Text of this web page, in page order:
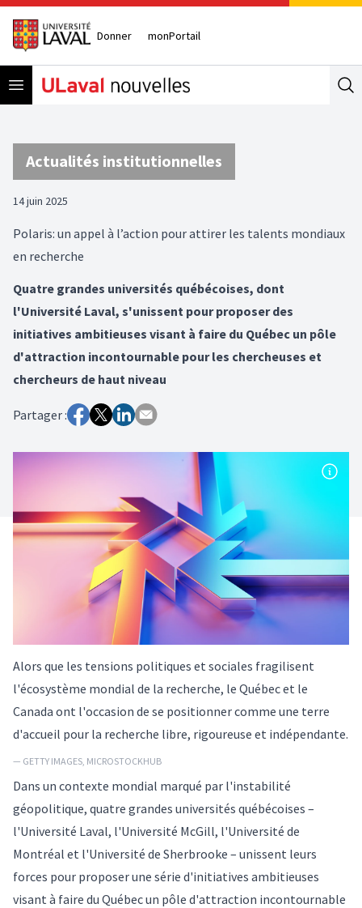
Donner monPortail
Open menu
Actualités institutionnelles
14 juin 2025
Polaris: un appel à l’action pour attirer les talents mondiaux
en recherche
Quatre grandes universités québécoises, dont
l'Université Laval, s'unissent pour proposer des
initiatives ambitieuses visant à faire du Québec un pôle
d'attraction incontournable pour les chercheuses et
chercheurs de haut niveau
Partager :
Alors que les tensions politiques et sociales fragilisent
l'écosystème mondial de la recherche, le Québec et le
Canada ont l'occasion de se positionner comme une terre
d'accueil pour la recherche libre, rigoureuse et indépendante.
— GETTY IMAGES, MICROSTOCKHUB
Dans un contexte mondial marqué par l'instabilité
géopolitique, quatre grandes universités québécoises –
l'Université Laval, l'Université McGill, l'Université de
Montréal et l'Université de Sherbrooke – unissent leurs
forces pour proposer une série d'initiatives ambitieuses
visant à faire du Québec un pôle d'attraction incontournable